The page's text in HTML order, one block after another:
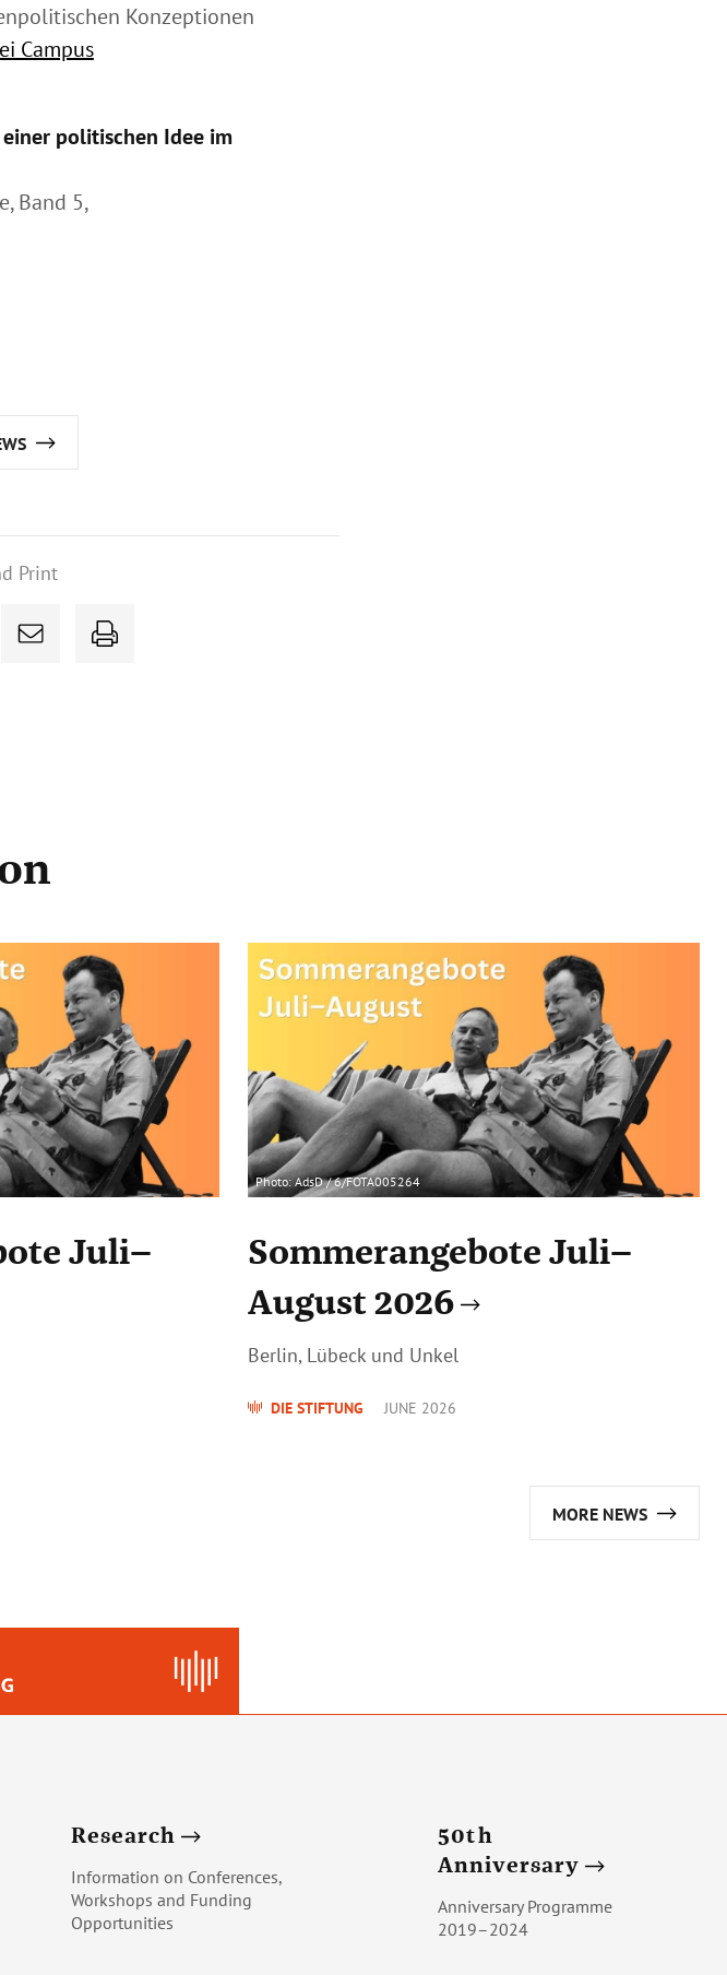
Konzeptionen
Campus
politischen Idee im
Band 5,
Print
Juli–
Photo: AdsD / 6/FOTA005264
Sommerangebote Juli–
August 2026
Berlin, Lübeck und Unkel
DIE STIFTUNG JUNE 2026
MORE NEWS
Research
Information on Conferences,
Workshops and Funding
Opportunities
50th
Anniversary
Anniversary Programme
2019–2024